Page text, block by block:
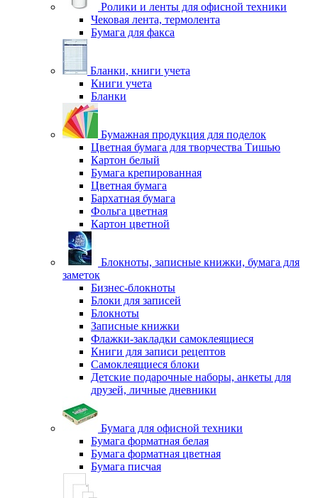
Ролики и ленты для офисной техники
Чековая лента, термолента
Бумага для факса
Бланки, книги учета
Книги учета
Бланки
Бумажная продукция для поделок
Цветная бумага для творчества Тишью
Картон белый
Бумага крепированная
Цветная бумага
Бархатная бумага
Фольга цветная
Картон цветной
Блокноты, записные книжки, бумага для
заметок
Бизнес-блокноты
Блоки для записей
Блокноты
Записные книжки
Флажки-закладки самоклеящиеся
Книги для записи рецептов
Самоклеящиеся блоки
Детские подарочные наборы, анкеты для
друзей, личные дневники
Бумага для офисной техники
Бумага форматная белая
Бумага форматная цветная
Бумага писчая